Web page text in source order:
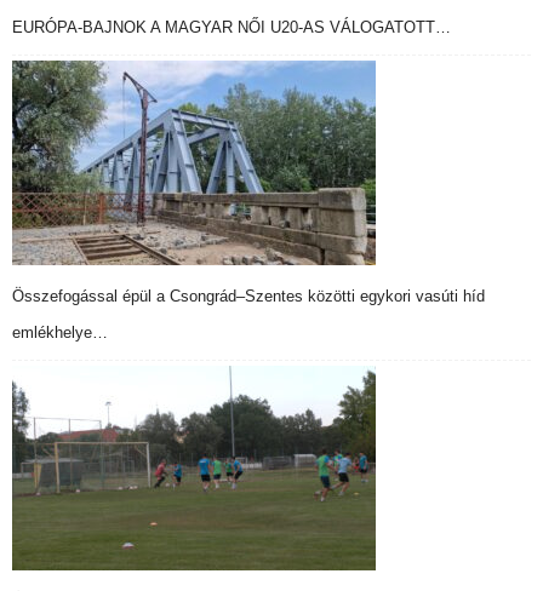
EURÓPA-BAJNOK A MAGYAR NŐI U20-AS VÁLOGATOTT…
Összefogással épül a Csongrád–Szentes közötti egykori vasúti híd
emlékhelye…